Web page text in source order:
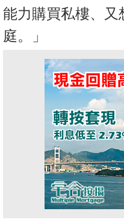
能力購買私樓、又
庭。」